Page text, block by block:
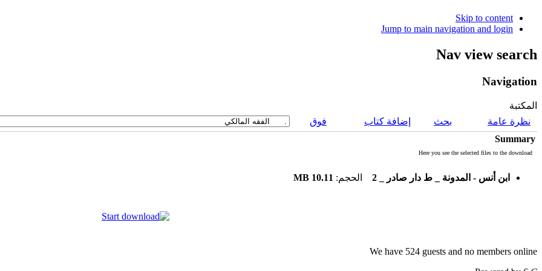
Skip to content
Jump to main navigation and login
Nav view search
Navigation
المكتبة
نظرة عامة
بحث إضافة كتاب
فوق
Summary
ابن أنس - المدونة _ ط دار صادر _ 2 الحجم: 10.11 MB
We have 524 guests and no members online